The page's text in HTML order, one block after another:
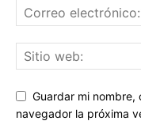
Guardar mi
navegador la próxima